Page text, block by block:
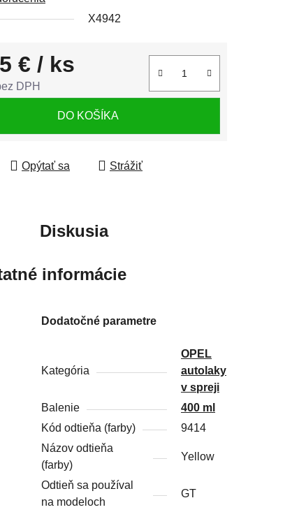
X4942
€ / ks
DPH
DO KOŠÍKA
Opýtať sa
Strážiť
Diskusia
informácie
Dodatočné parametre
Kategória
OPEL
autolaky
v spreji
Balenie
400 ml
Kód odtieňa (farby)
9414
Názov odtieňa
(farby)
Yellow
Odtieň sa používal
na modeloch
GT